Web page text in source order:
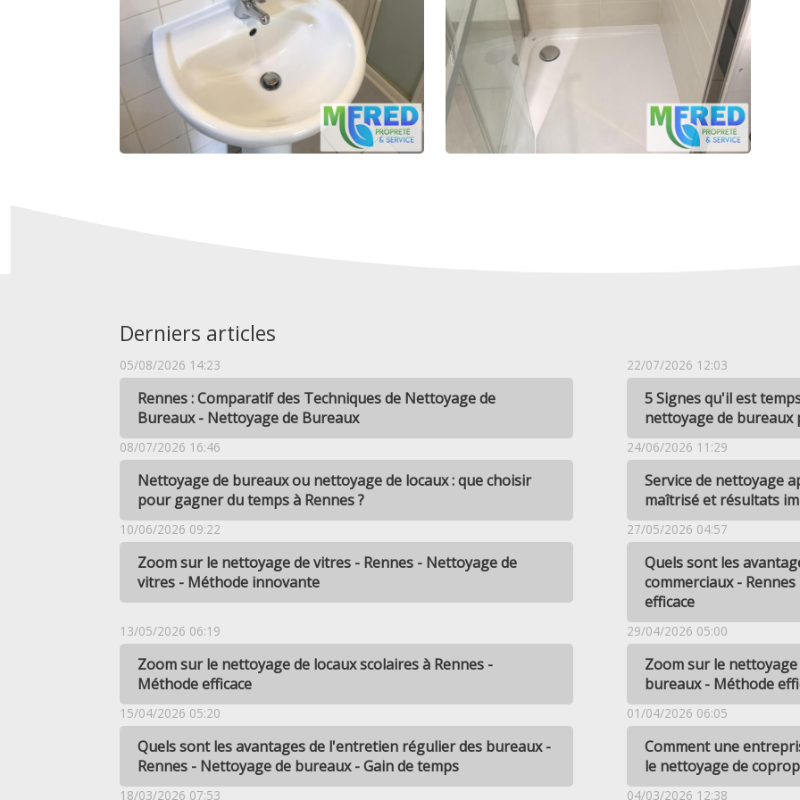
Derniers articles
05/08/2026 14:23
Rennes : Comparatif des Techniques de Nettoyage de
Bureaux - Nettoyage de Bureaux
22/07/2026 12:03
5 Signes qu'il est
nettoyage de bureaux
08/07/2026 16:46
Nettoyage de bureaux ou nettoyage de locaux : que choisir
pour gagner du temps à Rennes ?
24/06/2026 11:29
Service de nettoyage
maîtrisé et résultats
10/06/2026 09:22
Zoom sur le nettoyage de vitres - Rennes - Nettoyage de
vitres - Méthode innovante
27/05/2026 04:57
Quels sont les
commerciaux -
efficace
13/05/2026 06:19
Zoom sur le nettoyage de locaux scolaires à Rennes -
Méthode efficace
29/04/2026 05:00
Zoom sur le
bureaux - Méthode
15/04/2026 05:20
Quels sont les avantages de l'entretien régulier des bureaux -
Rennes - Nettoyage de bureaux - Gain de temps
01/04/2026 06:05
Comment une
le nettoyage de
18/03/2026 07:53 04/03/2026 12:38